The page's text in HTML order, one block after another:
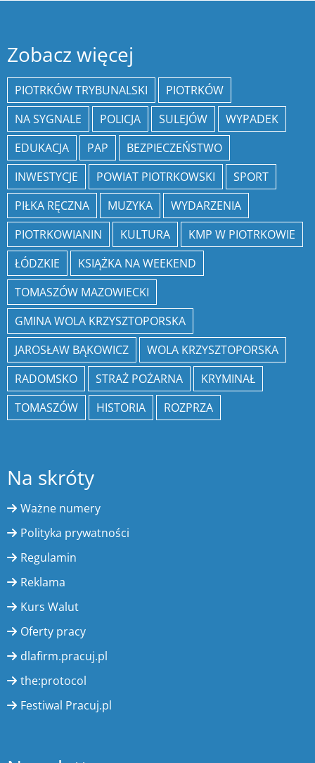
Zobacz więcej
PIOTRKÓW TRYBUNALSKI
PIOTRKÓW
NA SYGNALE
POLICJA SULEJÓW
WYPADEK
EDUKACJA
PAP
BEZPIECZEŃSTWO
INWESTYCJE
POWIAT PIOTRKOWSKI
SPORT
PIŁKA RĘCZNA
MUZYKA
WYDARZENIA
PIOTRKOWIANIN
KULTURA
KMP W PIOTRKOWIE
ŁÓDZKIE
KSIĄŻKA NA WEEKEND
TOMASZÓW MAZOWIECKI
GMINA WOLA KRZYSZTOPORSKA
JAROSŁAW BĄKOWICZ
WOLA KRZYSZTOPORSKA
RADOMSKO
STRAŻ POŻARNA
KRYMINAŁ
TOMASZÓW
HISTORIA ROZPRZA
Na skróty
Ważne numery
Polityka prywatności
Regulamin
Reklama
Kurs Walut
Oferty pracy
dlafirm.pracuj.pl
the:protocol
Festiwal Pracuj.pl